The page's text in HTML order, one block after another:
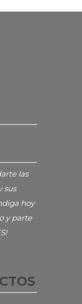
las
sus
hoy
y parte